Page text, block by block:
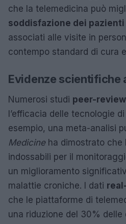
che la telemedicina può
soddisfazione dei pazienti
associati alle visite in
contempo standard di cura
Evidenze scientifiche
Numerosi studi peer-
l’efficacia delle tecnologie di
esempio, una meta-analisi
Medicineha dimostrato che
indossabili per il
un miglioramento
malattie croniche. I dati
che le piattaforme di
una riduzione del 30% delle